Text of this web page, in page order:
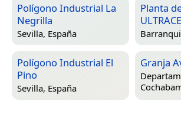
Polígono Industrial La
Negrilla
Sevilla, España
Planta
Polígono Industrial El
Pino
Sevilla, España
Granja